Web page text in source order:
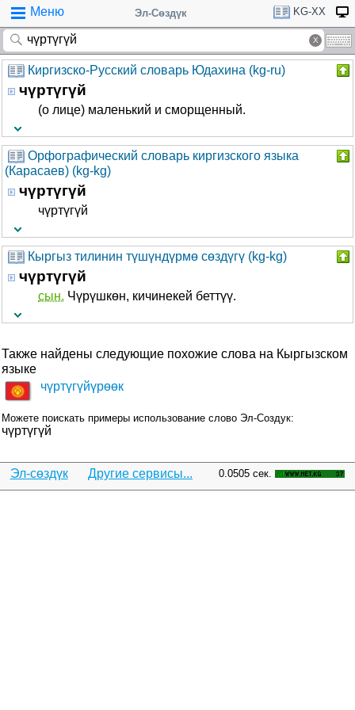
Меню Эл-Сөздүк KG-XX
Киргизско-Русский словарь Юдахина (kg-ru)
чүртүгүй
(о лице) маленький и сморщенный.
Орфографический словарь киргизского языка
(Карасаев) (kg-kg)
чүртүгүй
чүртүгүй
Кыргыз тилинин түшүндүрмө сөздүгү (kg-kg)
чүртүгүй
сын. Чүрүшкөн, кичинекей беттүү.
Также найдены следующие похожие слова на Кыргызском
языке
чүртүгүйүрөөк
Можете поискать примеры использование слово Эл-Создук:
чүртүгүй
Эл-сөздүк Другие сервисы... 0.0505 сек.